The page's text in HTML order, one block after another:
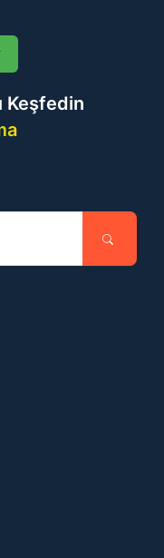
Keşfedin